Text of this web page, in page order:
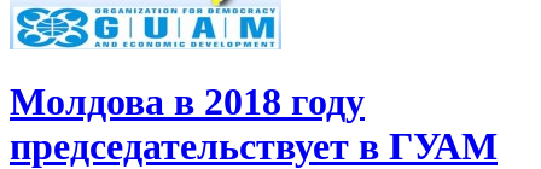
Молдова в 2018 году
председательствует в ГУАМ